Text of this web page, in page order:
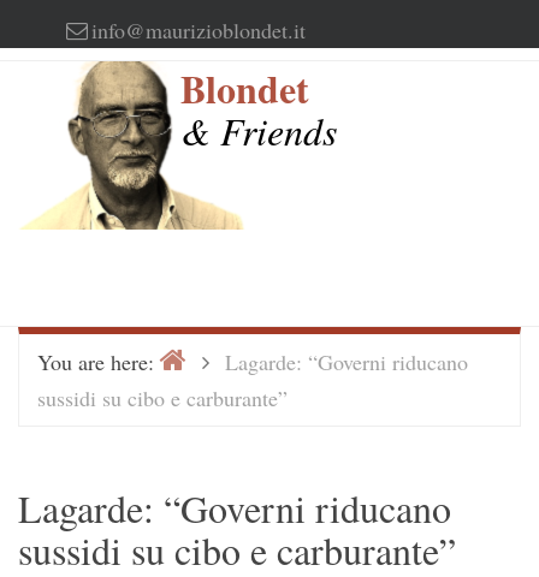
to
info@maurizioblondet.it
Blondet
& Friends
You are here: HomeLagarde: “Governi riducano
sussidi su cibo e carburante”
Lagarde: “Governi riducano
sussidi su cibo e carburante”